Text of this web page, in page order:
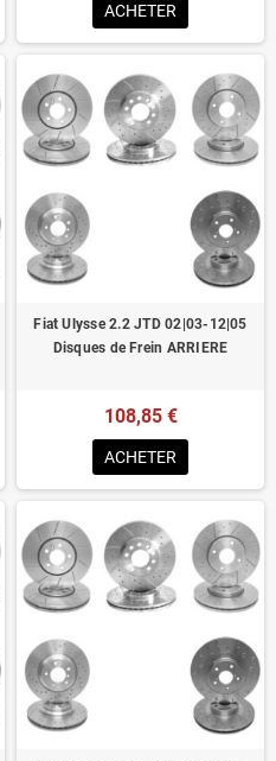
ACHETER
Fiat Ulysse 2.2 JTD 02|03-12|05
Disques de Frein ARRIERE
108,85 €
ACHETER